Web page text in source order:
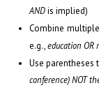
ANDis implied)
Combine
e.g.,education OR
Use parentheses
conference) NOT